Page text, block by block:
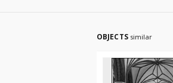
OBJECTS similar